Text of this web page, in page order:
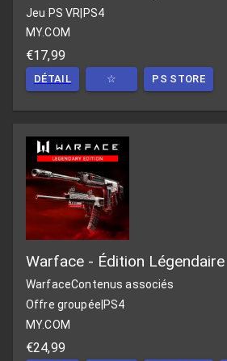
Jeu PS VR|PS4
MY.COM
€17,99
DÉTAIL ☆ PS STORE
Warface - Édition Légendaire
WarfaceContenus associés
Offre groupée PS4
MY.COM
€24,99